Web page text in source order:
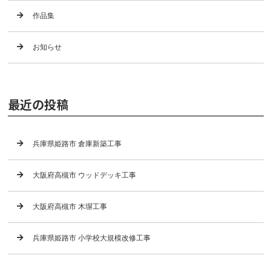
作品集
お知らせ
最近の投稿
兵庫県姫路市 倉庫新築工事
大阪府高槻市 ウッドデッキ工事
大阪府高槻市 木塀工事
兵庫県姫路市 小学校大規模改修工事